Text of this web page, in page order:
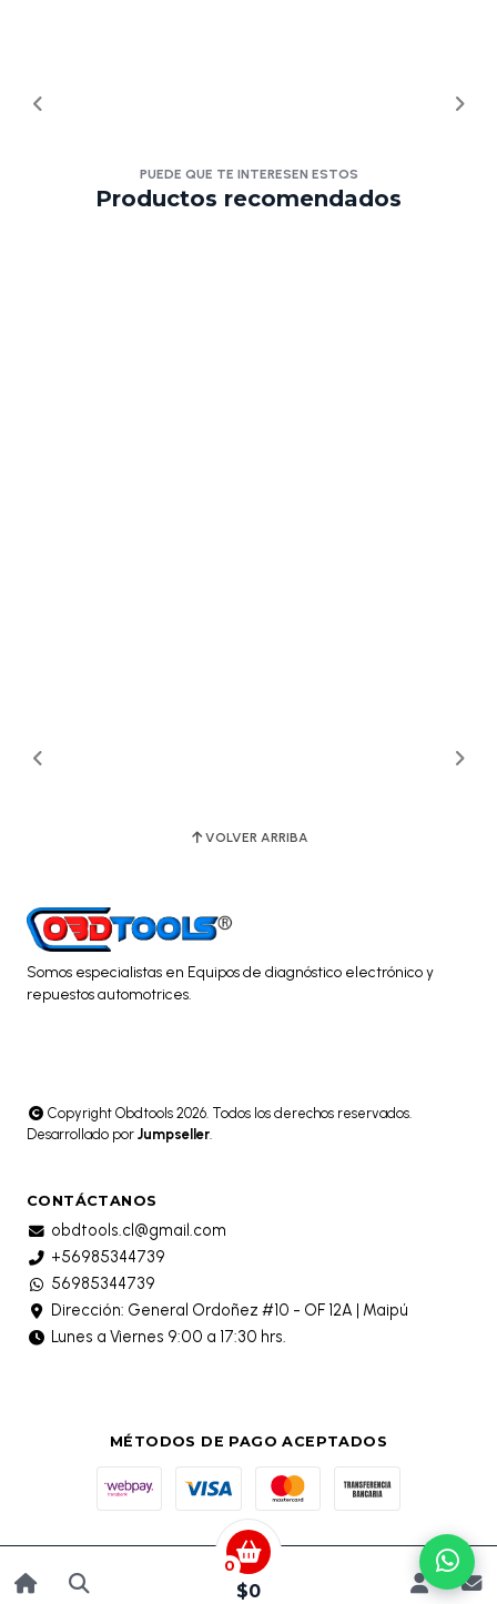
0
$0
PUEDE QUE TE INTERESEN ESTOS
Productos recomendados
VOLVER ARRIBA
Somos especialistas en Equipos de diagnóstico electrónico y
repuestos automotrices.
Copyright Obdtools 2026. Todos los derechos reservados.
Desarrollado por Jumpseller.
CONTÁCTANOS
obdtools.cl@gmail.com
+56985344739
56985344739
Dirección: General Ordoñez #10 - OF 12A | Maipú
Lunes a Viernes 9:00 a 17:30 hrs.
MÉTODOS DE PAGO ACEPTADOS